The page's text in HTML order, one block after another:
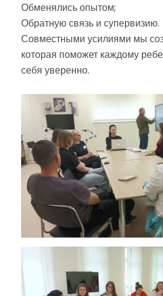
Обменялись опытом;
Обратную связь и супервизию.
Совместными усилиями мы
которая поможет каждому
себя уверенно.